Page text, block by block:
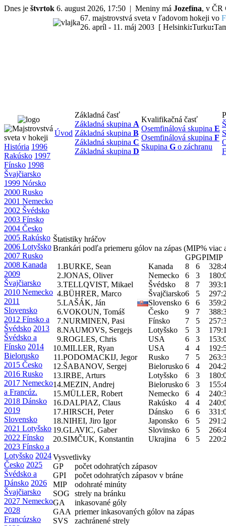
Dnes je štvrtok 6. august 2026, 17:50 | Meniny má Jozefína, v ČR
História 1996
Rakúsko 1997
Fínsko 1998
Švajčiarsko
1999 Nórsko
2000 Rusko
2001 Nemecko
2002 Švédsko
2003 Fínsko
2004 Česko
2005 Rakúsko
2006 Lotyšsko
2007 Rusko
2008 Kanada
2009
Švajčiarsko
2010 Nemecko
2011
Slovensko
2012 Fínsko a
Švédsko 2013
Švédsko a
Fínsko 2014
Bielorusko
2015 Česko
2016 Rusko
2017 Nemecko
a Francúz.
2018 Dánsko
2019
Slovensko
2021 Lotyšsko
2022 Fínsko
2023 Fínsko a
Lotyšsko 2024
Česko 2025
Švédsko a
Dánsko 2026
Švajčiarsko
2027 Nemecko
2028
Francúzsko
67. majstrovstvá sveta v ľadovom hokeji vo
26. apríl - 11. máj 2003 [ Helsinki:Turku:
Úvod
Základná časť
Základná skupina A
Základná skupina B
Základná skupina C
Základná skupina D
Kvalifikačná časť
Osemfinálová skupina E
Osemfinálová skupina F
Skupina G o záchranu
Štatistiky hráčov
Brankári podľa priemeru gólov na zápas (MIP% viac
GPGPIMIP
1.BURKE, Sean Kanada 8 6
2.JONAS, Oliver Nemecko 6 3
3.TELLQVIST, Mikael Švédsko 8 7
4.BÜHRER, Marco Švajčiarsko6 5
5.LAŠÁK, Ján Slovensko 6 6
6.VOKOUN, Tomáš Česko 9 7
7.NURMINEN, Pasi Fínsko 7 5
8.NAUMOVS, Sergejs Lotyšsko 5 3
9.ROGLES, Chris USA 6 3
10.MILLER, Ryan USA 4 4
11.PODOMACKIJ, Jegor Rusko 7 5
12.ŠABANOV, Sergej Bielorusko 6 4
13.IRBE, Arturs Lotyšsko 6 3
14.MEZIN, Andrej Bielorusko 6 3
15.MÜLLER, Robert Nemecko 6 4
16.DALPIAZ, Claus Rakúsko 4 4
17.HIRSCH, Peter Dánsko 6 6
18.NIHEI, Jiro Igor Japonsko 6 5
19.GLAVIC, Gaber Slovinsko 6 5
20.SIMČUK, Konstantin Ukrajina 6 5
Vysvetlivky
GP
počet odohratých zápasov
GPI
počet odohratých zápasov v bráne
MIP
odohraté minúty
SOG
strely na bránku
GA
inkasované góly
GAA priemer inkasovaných gólov na zápas
SVS
zachránené strely